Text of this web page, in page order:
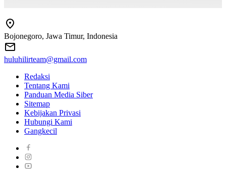
Bojonegoro, Jawa Timur, Indonesia
huluhilirteam@gmail.com
Redaksi
Tentang Kami
Panduan Media Siber
Sitemap
Kebijakan Privasi
Hubungi Kami
Gangkecil